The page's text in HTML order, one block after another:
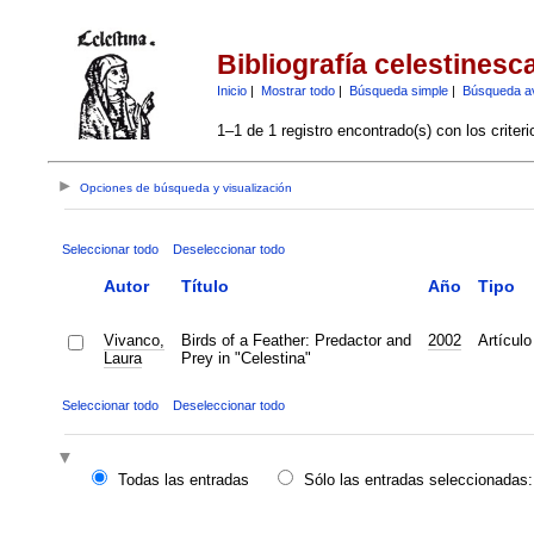
Bibliografía
Inicio| Mostrar todo| Búsqueda simple| Búsqueda
1–1 de 1 registro encontrado(s) con los
Opciones de búsqueda y visualización
Seleccionar todo Deseleccionar todo
Autor Título Año Tipo
Vivanco,
Laura
Birds of a Feather: Predactor and
Prey in "Celestina"
2002 Artículo
Seleccionar todo Deseleccionar todo
Todas las entradas
Sólo las entradas seleccionadas: